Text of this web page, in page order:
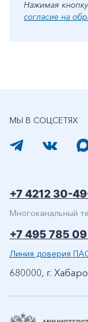
Нажимая
согласие на
МЫ В СОЦСЕТЯХ
+7 4212 30-
Многоканальный
+7 495 785
Линия доверия
680000, г.